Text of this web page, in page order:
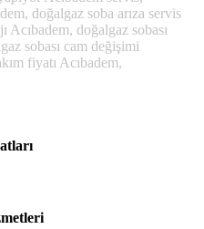
doğalgaz soba arıza servis
Acıbadem, doğalgaz sobası
sobası cam değişimi
fiyatı Acıbadem,